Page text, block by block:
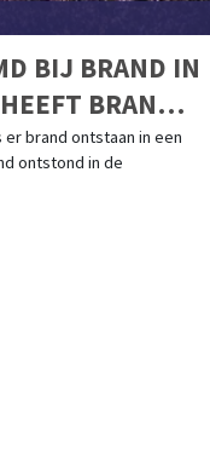
BIJ BRAND IN
BRAND
er brand ontstaan in een
ontstond in de